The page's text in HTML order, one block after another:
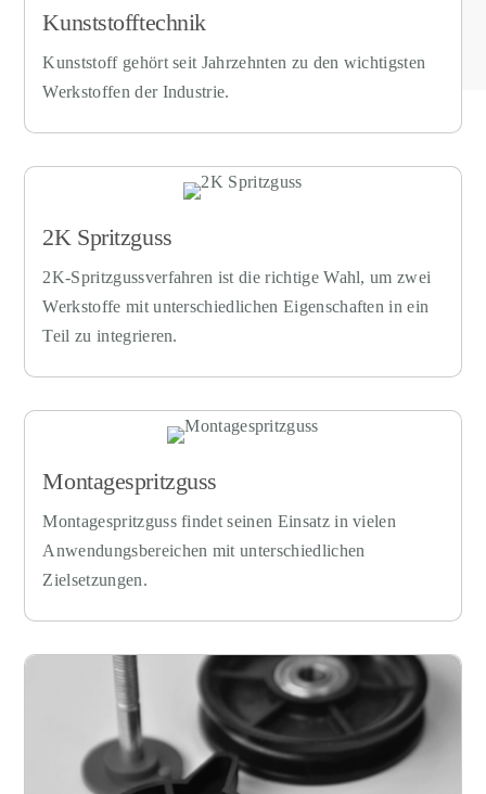
Kunststofftechnik
Kunststoff gehört seit Jahrzehnten zu den wichtigsten
Werkstoffen der Industrie.
2K Spritzguss
2K-Spritzgussverfahren ist die richtige Wahl, um zwei
Werkstoffe mit unterschiedlichen Eigenschaften in ein
Teil zu integrieren.
Montagespritzguss
Montagespritzguss findet seinen Einsatz in vielen
Anwendungsbereichen mit unterschiedlichen
Zielsetzungen.